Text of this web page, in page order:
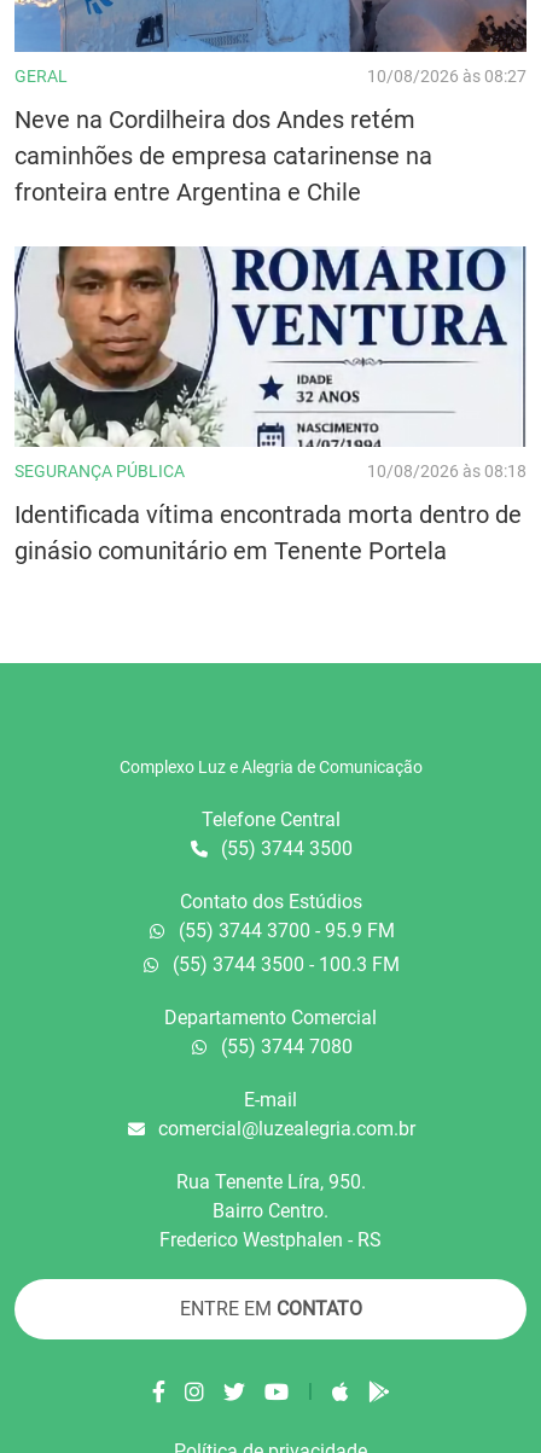
GERAL 10/08/2026 às 08:27
Neve na Cordilheira dos Andes retém
caminhões de empresa catarinense na
fronteira entre Argentina e Chile
SEGURANÇA PÚBLICA 10/08/2026 às 08:18
Identificada vítima encontrada morta dentro de
ginásio comunitário em Tenente Portela
Complexo Luz e Alegria de Comunicação
Telefone Central
(55) 3744 3500
Contato dos Estúdios
(55) 3744 3700 - 95.9 FM
(55) 3744 3500 - 100.3 FM
Departamento Comercial
(55) 3744 7080
E-mail
comercial@luzealegria.com.br
Rua Tenente Líra, 950.
Bairro Centro.
Frederico Westphalen - RS
ENTRE EM CONTATO
|